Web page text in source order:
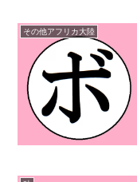
その他アフリカ大陸